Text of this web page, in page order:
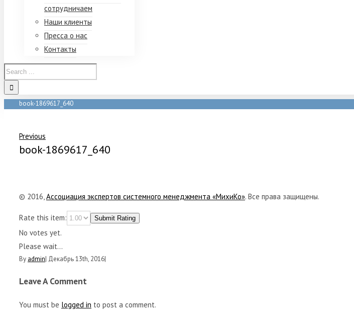
сотрудничаем
Наши клиенты
Пресса о нас
Контакты
book-1869617_640
Previous
book-1869617_640
© 2016,Ассоциация экспертов системного менеджмента «МихиКо». Все права защищены.
Rate this item: Submit Rating
No votes yet.
Please wait...
By admin| Декабрь 13th, 2016|
Leave A Comment
You must be logged in to post a comment.